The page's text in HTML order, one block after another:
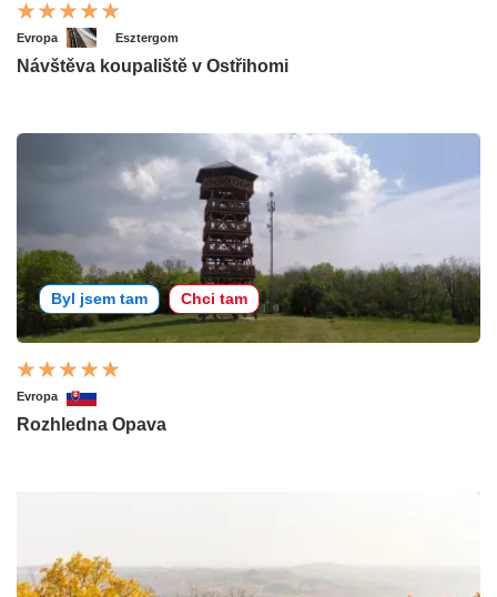
Evropa Esztergom
Návštěva koupaliště v Ostřihomi
Byl jsem tam Chci tam
Evropa
Rozhledna Opava